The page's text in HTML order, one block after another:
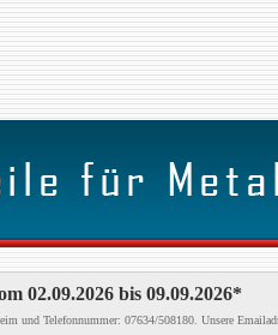
02.09.2026 bis 09.09.2026*
und Telefonnummer: 07634/508180. Unsere